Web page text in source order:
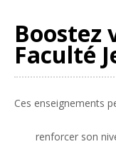
Boostez
Faculté
Ces enseignements
renforcer son